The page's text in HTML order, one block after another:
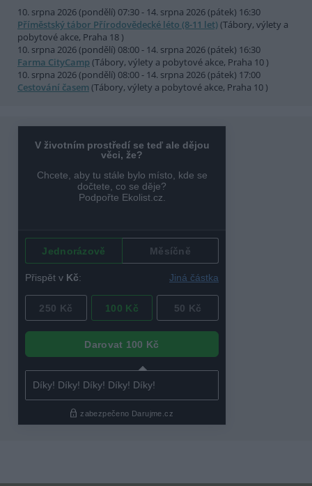
10. srpna 2026 (pondělí) 07:30 - 14. srpna 2026 (pátek) 16:30
Příměstský tábor Přírodovědecké léto (8-11 let)(Tábory, výlety a
pobytové akce, Praha 18 )
10. srpna 2026 (pondělí) 08:00 - 14. srpna 2026 (pátek) 16:30
Farma CityCamp (Tábory, výlety a pobytové akce, Praha 10 )
10. srpna 2026 (pondělí) 08:00 - 14. srpna 2026 (pátek) 17:00
Cestování časem (Tábory, výlety a pobytové akce, Praha 10 )